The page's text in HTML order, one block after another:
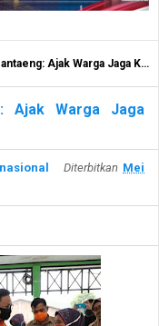
Ajak Warga Jaga Kesehatan
Ajak Warga Jaga
Diterbitkan Mei